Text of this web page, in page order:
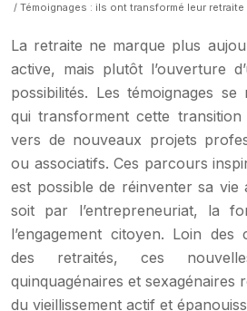
/ Témoignages : ils ont transformé leur
La retraite ne marque plus
active, mais plutôt l’ouverture
possibilités. Les témoignages
qui transforment cette
vers de nouveaux projets
ou associatifs. Ces parcours
est possible de réinventer sa
soit par l’entrepreneuriat, la
l’engagement citoyen. Loin des
des retraités, ces
quinquagénaires et sexagénaires
du vieillissement actif et